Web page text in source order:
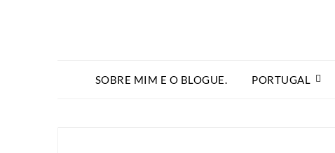
SOBRE MIM E O BLOGUE. PORTUGAL